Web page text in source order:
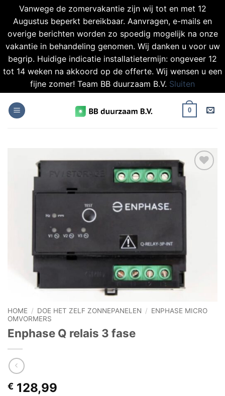
Vanwege de zomervakantie zijn wij tot en met 12
Augustus beperkt bereikbaar. Aanvragen, e-mails en
overige berichten worden zo spoedig mogelijk na onze
vakantie in behandeling genomen. Wij danken u voor uw
begrip. Huidige indicatie installatietermijn: ongeveer 12
tot 14 weken na akkoord op de offerte. Wij wensen u een
fijne zomer! Team BB duurzaam B.V. Sluiten
naar
0
Toevoegen
HOME / DOE HET ZELF ZONNEPANELEN / ENPHASE MICRO
OMVORMERS
Enphase Q relais 3 fase
€ 128,99